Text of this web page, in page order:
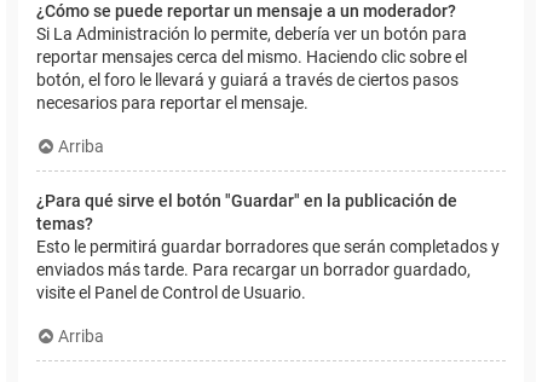
¿Cómo se puede reportar un mensaje a un moderador?
Si La Administración lo permite, debería ver un botón para
reportar mensajes cerca del mismo. Haciendo clic sobre el
botón, el foro le llevará y guiará a través de ciertos pasos
necesarios para reportar el mensaje.
Arriba
¿Para qué sirve el botón "Guardar" en la publicación de
temas?
Esto le permitirá guardar borradores que serán completados y
enviados más tarde. Para recargar un borrador guardado,
visite el Panel de Control de Usuario.
Arriba